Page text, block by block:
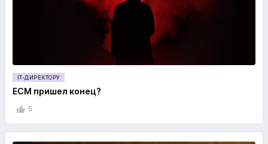
IT-ДИРЕКТОРУ
ECM пришел конец?
5